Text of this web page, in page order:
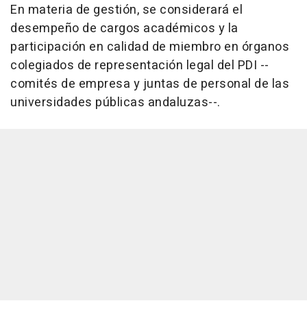
En materia de gestión, se considerará el
desempeño de cargos académicos y la
participación en calidad de miembro en órganos
colegiados de representación legal del PDI --
comités de empresa y juntas de personal de las
universidades públicas andaluzas--.